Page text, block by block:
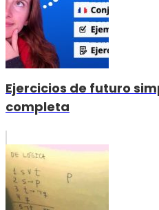
Ejercicios de futuro
completa